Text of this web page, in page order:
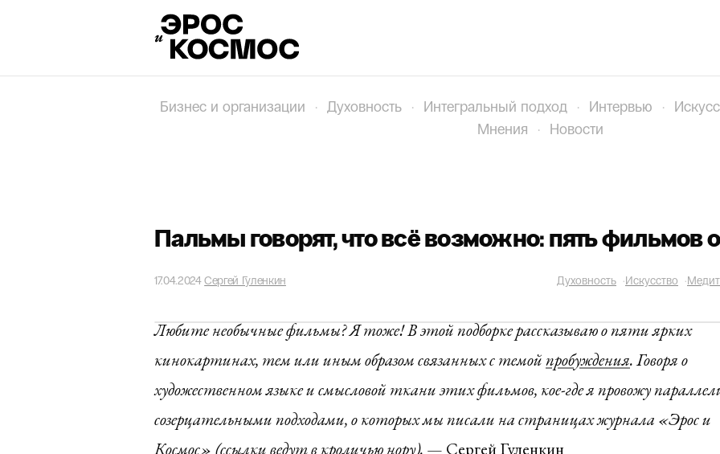
Бизнес и организации · Духовность · Интегральный подход · Интервью ·
Мнения
· Новости
Пальмы говорят, что всё возможно: пять фильмов
17.04.2024 Сергей Гуленкин Духовность ·Искусство ·
Любите необычные фильмы? Я тоже! В этой подборке рассказываю о пяти ярких
кинокартинах, тем или иным образом связанных с темойпробуждения. Говоря о
художественном языке и смысловой ткани этих фильмов, кое-где я провожу
созерцательными подходами, о которых мы писали на страницах журнала «Эрос и
Космос» (ссылки ведут в кроличью нору). — Сергей Гуленкин